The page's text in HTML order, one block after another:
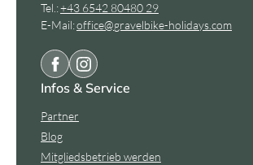
Tel.:+43 6542 80480 29
E-Mail:office@gravelbike-holidays.com
Infos & Service
Partner
Blog
Mitgliedsbetrieb werden